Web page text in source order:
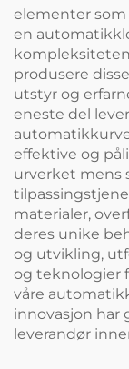
elementer som
en
produsere
utstyr og
eneste del
effektive og
urverket mens
materialer,
deres unike
og utvikling,
og teknologier
våre
innovasjon har
leverandør